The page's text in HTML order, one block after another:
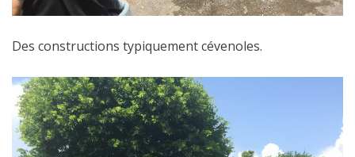
Des constructions typiquement cévenoles.